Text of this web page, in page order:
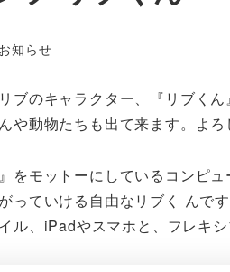
リー
お知らせ
ブのキャラクター、『リブく
や動物たちも出て来ます。よろ
をモットーにしているコンピ
っていける自由なリブく んで
ル、iPadやスマホと、フレキシ